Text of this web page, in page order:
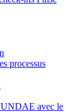
processus
avec le